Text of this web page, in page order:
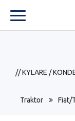
// KYLARE /
Traktor Fiat/